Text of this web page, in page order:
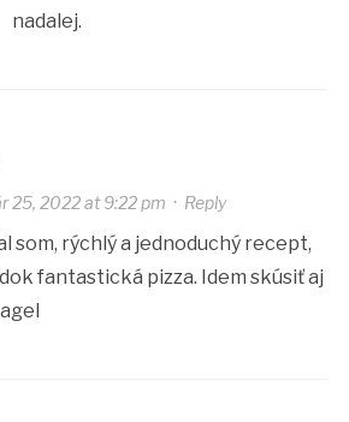
nadalej.
25, 2022 at 9:22 pm · Reply
som, rýchlý a jednoduchý recept,
fantastická pizza. Idem skúsiť aj